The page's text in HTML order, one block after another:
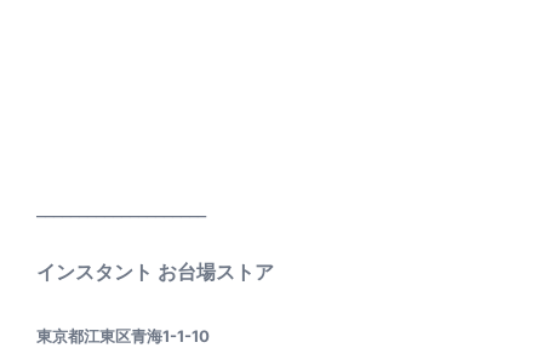
インスタント お台場ストア
東京都江東区青海1-1-10